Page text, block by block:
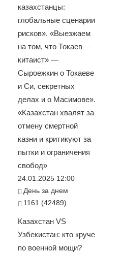
казахстанцы:
глобальные сценарии
рисков». «Выезжаем
на том, что Токаев —
китаист» —
Сыроежкин о Токаеве
и Си, секретных
делах и о Масимове».
«Казахстан хвалят за
отмену смертной
казни и критикуют за
пытки и ограничения
свобод»
24.01.2025 12:00
День за днем
1161 (42489)
Казахстан VS
Узбекистан: кто круче
по военной мощи?